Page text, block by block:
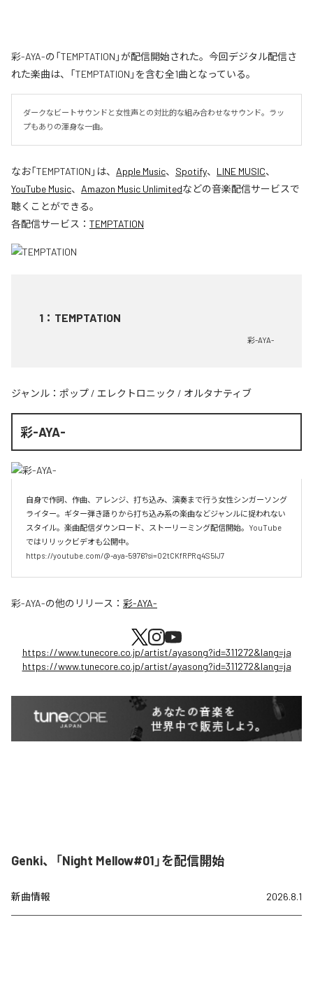
彩-AYA-の「TEMPTATION」が配信開始された。今回デジタル配信さ
れた楽曲は、「TEMPTATION」を含む全1曲となっている。
ダークなビートサウンドと女性声との対比的な組み合わせなサウンド。ラッ
プもありの渾身な一曲。
なお「TEMPTATION 」は、 Apple Music、 Spotify、 LINE MUSIC、
YouTube Music、 Amazon Music Unlimitedなどの音楽配信サービスで
聴くことができる。
各配信サービス： TEMPTATION
1 ： TEMPTATION
彩-AYA-
ジャンル： ポップ / エレクトロニック / オルタナティブ
彩-AYA-
自身で作詞、作曲、アレンジ、打ち込み、演奏まで行う女性シンガーソング
ライター。ギター弾き語りから打ち込み系の楽曲などジャンルに捉われない
スタイル。楽曲配信ダウンロード、ストーリーミング配信開始。YouTube
ではリリックビデオも公開中。
https://youtube.com/@-aya-5976?si=02tCKfRPRq4S5lJ7
彩-AYA-の他のリリース： 彩-AYA-
https://www.tunecore.co.jp/artist/ayasong?id=311272&lang=ja
https://www.tunecore.co.jp/artist/ayasong?id=311272&lang=ja
Genki、「Night Mellow#01」を配信開始
新曲情報 2026.8.1